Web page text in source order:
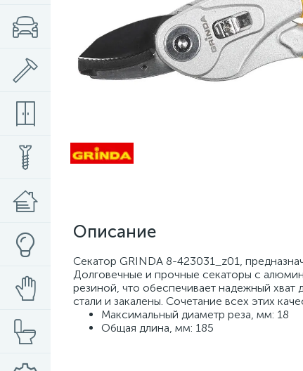
Описание
Секатор GRINDA 8-423031_z01,
Долговечные и прочные секаторы с
резиной, что обеспечивает надежный хват
cтали и закалены. Сочетание всех этих
Максимальный диаметр реза, мм: 18
Общая длина, мм: 185